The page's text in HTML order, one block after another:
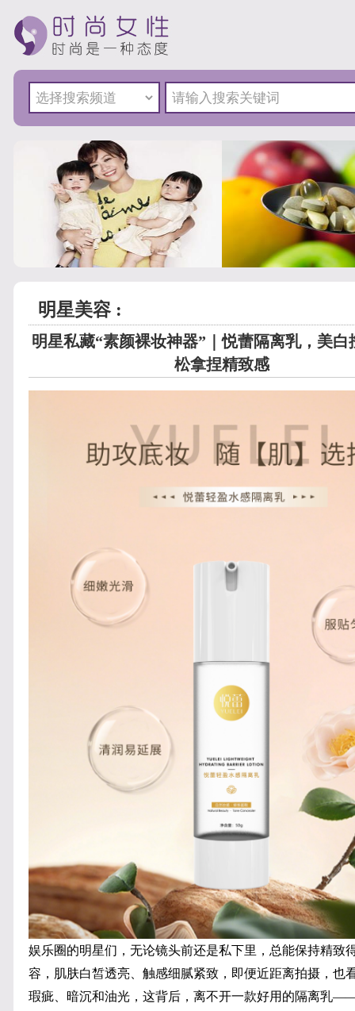
明星美容 :
明星私藏“素颜裸妆神器”｜悦蕾隔离乳，美白
松拿捏精致感
娱乐圈的明星们，无论镜头前还是私下里，总能保持精致
容，肌肤白皙透亮、触感细腻紧致，即便近距离拍摄，也
瑕疵、暗沉和油光，这背后，离不开一款好用的隔离乳